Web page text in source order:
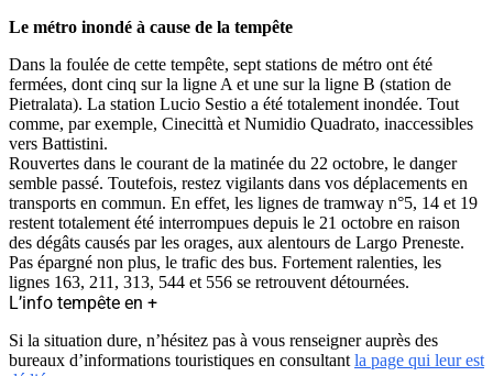
Le métro inondé à cause de la tempête
Dans la foulée de cette tempête, sept stations de métro ont été
fermées, dont cinq sur la ligne A et une sur la ligne B (station de
Pietralata). La station Lucio Sestio a été totalement inondée. Tout
comme, par exemple, Cinecittà et Numidio Quadrato, inaccessibles
vers Battistini.
Rouvertes dans le courant de la matinée du 22 octobre, le danger
semble passé. Toutefois, restez vigilants dans vos déplacements en
transports en commun. En effet, les lignes de tramway n°5, 14 et 19
restent totalement été interrompues depuis le 21 octobre en raison
des dégâts causés par les orages, aux alentours de Largo Preneste.
Pas épargné non plus, le trafic des bus. Fortement ralenties, les
lignes 163, 211, 313, 544 et 556 se retrouvent détournées.
L’info tempête en +
Si la situation dure, n’hésitez pas à vous renseigner auprès des
bureaux d’informations touristiques en consultant la page qui leur est